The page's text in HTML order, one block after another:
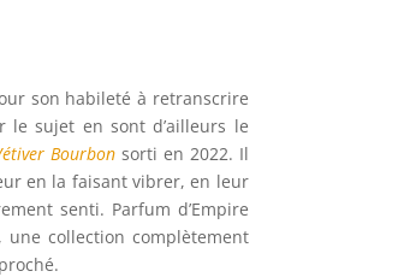
son habileté à retranscrire
le sujet en sont d’ailleurs le
Bourbon sorti en 2022. Il
en la faisant vibrer, en leur
senti. Parfum d’Empire
une collection complètement